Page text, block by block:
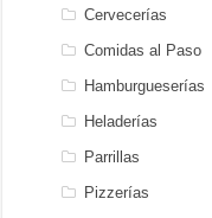
Cervecerías
Comidas al Paso
Hamburgueserías
Heladerías
Parrillas
Pizzerías